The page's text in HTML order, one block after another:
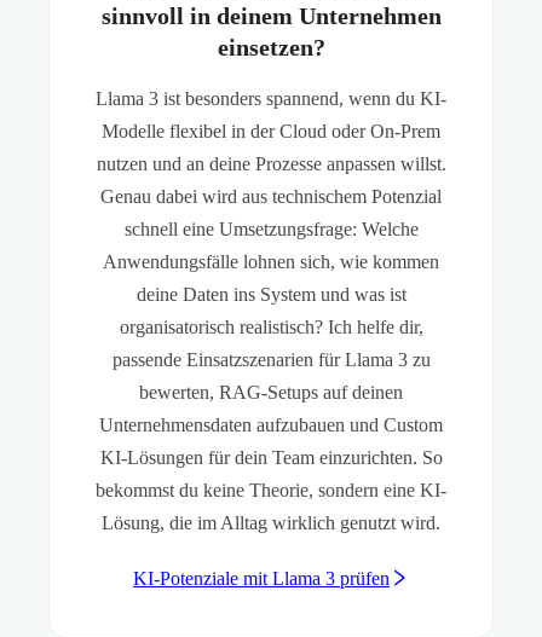
sinnvoll in deinem Unternehmen
einsetzen?
Llama 3 ist besonders spannend, wenn du KI-
Modelle flexibel in der Cloud oder On-Prem
nutzen und an deine Prozesse anpassen willst.
Genau dabei wird aus technischem Potenzial
schnell eine Umsetzungsfrage: Welche
Anwendungsfälle lohnen sich, wie kommen
deine Daten ins System und was ist
organisatorisch realistisch? Ich helfe dir,
passende Einsatzszenarien für Llama 3 zu
bewerten, RAG-Setups auf deinen
Unternehmensdaten aufzubauen und Custom
KI-Lösungen für dein Team einzurichten. So
bekommst du keine Theorie, sondern eine KI-
Lösung, die im Alltag wirklich genutzt wird.
KI-Potenziale mit Llama 3 prüfen